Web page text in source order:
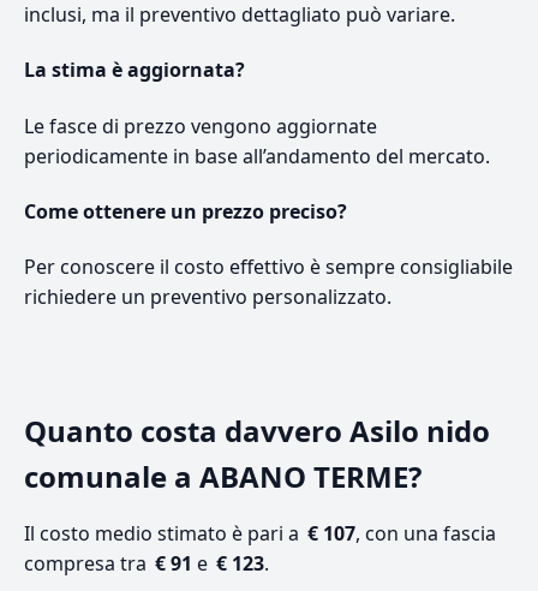
inclusi, ma il preventivo dettagliato può variare.
La stima è aggiornata?
Le fasce di prezzo vengono aggiornate
periodicamente in base all’andamento del mercato.
Come ottenere un prezzo preciso?
Per conoscere il costo effettivo è sempre consigliabile
richiedere un preventivo personalizzato.
Quanto costa davvero Asilo nido
comunale a ABANO TERME?
Il costo medio stimato è pari a € 107, con una fascia
compresa tra € 91 e € 123.